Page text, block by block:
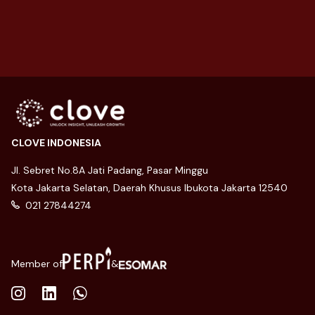
Member of &
CLOVE INDONESIA
Jl. Sebret No.8A Jati Padang, Pasar Minggu
Kota Jakarta Selatan, Daerah Khusus Ibukota Jakarta 12540
021 27844274